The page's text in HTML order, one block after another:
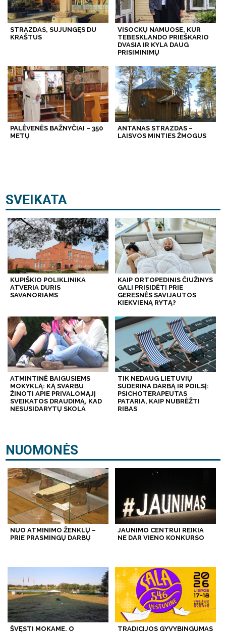
STRAZDAS, SUJUNGĘS DU
KRAŠTUS
VISOCKŲ NAMUOSE, KUR
TEBESKLANDO PRIEŠKARIO
DVASIA IR KYLA DAUG
PRISIMINIMŲ
PALĖVENĖS BAŽNYČIAI – 350
METŲ
ANTANAS STRAZDAS –
LAISVOS MINTIES ŽMOGUS
SVEIKATA
KUPIŠKIO POLIKLINIKA
ATVERIA DURIS
SAVANORIAMS
KAIP ORTOPEDINIS ČIUŽINYS
GALI PRISIDĖTI PRIE
GERESNĖS SAVIJAUTOS
KIEKVIENĄ RYTĄ?
ATMINTINĖ BAIGUSIEMS
MOKYKLĄ: KĄ SVARBU
ŽINOTI APIE PRIVALOMĄJĮ
SVEIKATOS DRAUDIMĄ, KAD
NESUSIDARYTŲ SKOLA
TIK NEDAUG LIETUVIŲ
SUDERINA DARBĄ IR POILSĮ:
PSICHOTERAPEUTAS
PATARIA, KAIP NUBRĖŽTI
RIBAS
NUOMONĖS
NUO ATMINIMO ŽENKLŲ –
PRIE PRASMINGŲ DARBŲ
JAUNIMO CENTRUI REIKIA
NE DAR VIENO KONKURSO
ŠVĘSTI MOKAME. O
TRADICIJOS GYVYBINGUMAS